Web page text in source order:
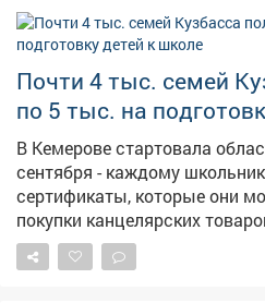
Почти 4 тыс. семей
по 5 тыс. на
В Кемерове стартовала
сентября - каждому
сертификаты, которые они
покупки канцелярских
Поддержку получили 286
будущих первоклассников.